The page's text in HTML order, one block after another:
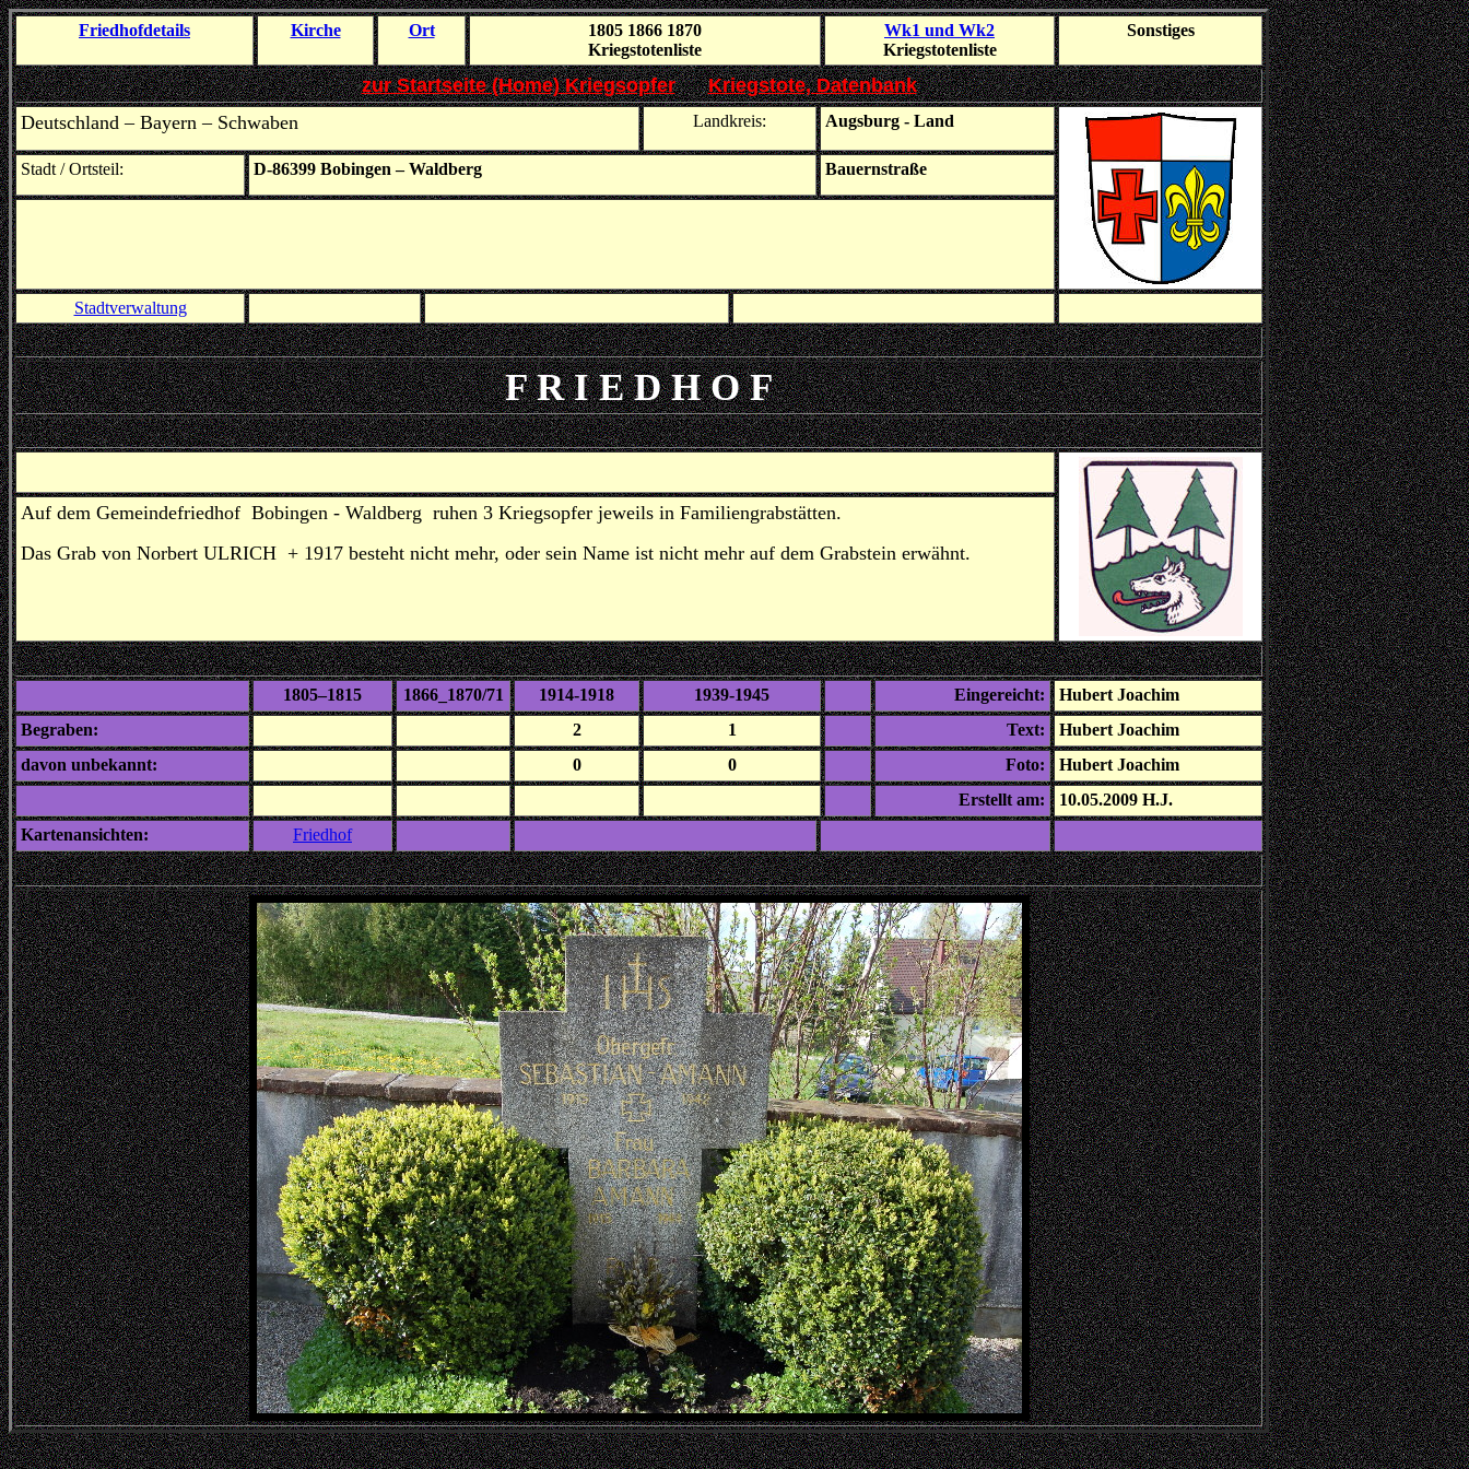
Friedhofdetails Kirche Ort
1805 1866 1870
Kriegstotenliste
Wk1 und Wk2
Kriegstotenliste
Sonstiges
zur Startseite (Home) Kriegsopfer
Kriegstote, Datenbank
Deutschland – Bayern – Schwaben
Landkreis: Augsburg - Land
Stadt / Ortsteil: D-86399 Bobingen – Waldberg Bauernstraße
Stadtverwaltung
F R I E D H O F
Auf dem Gemeindefriedhof Bobingen - Waldberg ruhen 3 Kriegsopfer jeweils in Familiengrabstätten.
Das Grab von Norbert ULRICH + 1917 besteht nicht mehr, oder sein Name ist nicht mehr auf dem Grabstein erwähnt.
1805–1815 1866_1870/71 1914-1918 1939-1945 Eingereicht:
Hubert Joachim
Begraben:
2 1 Text:
Hubert Joachim
davon unbekannt:
0 0 Foto:
Hubert Joachim
Erstellt am:
10.05.2009 H.J.
Kartenansichten:
Friedhof